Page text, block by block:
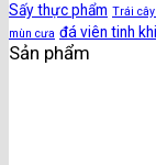
Sấy thực phẩm Trái
mùn cưa đá viên tinh
Sản phẩm